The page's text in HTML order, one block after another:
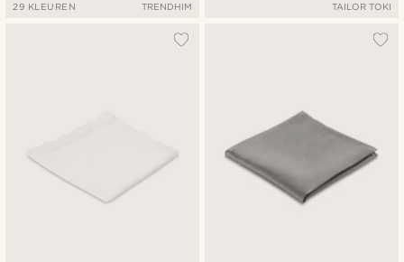
29 KLEUREN TRENDHIM TAILOR TOKI